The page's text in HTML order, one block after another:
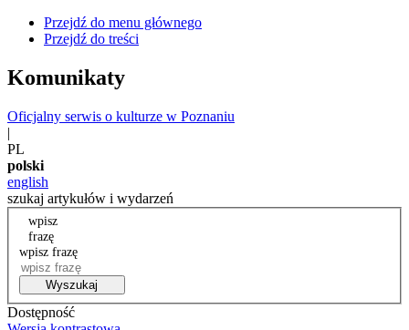
Przejdź do menu głównego
Przejdź do treści
Komunikaty
Oficjalny serwis o kulturze w Poznaniu
|
PL
polski
english
szukaj artykułów i wydarzeń
wpisz
frazę
wpisz frazę
Wyszukaj
Dostępność